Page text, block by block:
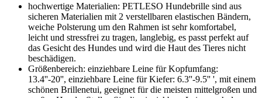
hochwertige Materialien: PETLESO Hundebrille sind aus
sicheren Materialien mit 2 verstellbaren elastischen Bändern,
weiche Polsterung um den Rahmen ist sehr komfortabel,
leicht und stressfrei zu tragen, langlebig, es passt perfekt auf
das Gesicht des Hundes und wird die Haut des Tieres nicht
beschädigen.
Größenbereich: einziehbare Leine für Kopfumfang:
13.4''-20'', einziehbare Leine für Kiefer: 6.3''-9.5'' ', mit einem
schönen Brillenetui, geeignet für die meisten mittelgroßen und